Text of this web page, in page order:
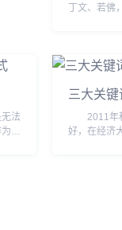
丁文、若
法
政
三大关
2011年秋
好，在经济